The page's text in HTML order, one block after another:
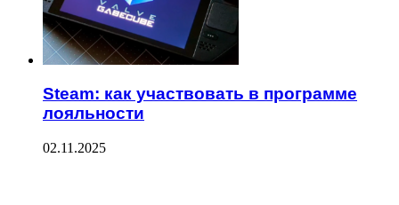
Steam: как участвовать в программе
лояльности
02.11.2025